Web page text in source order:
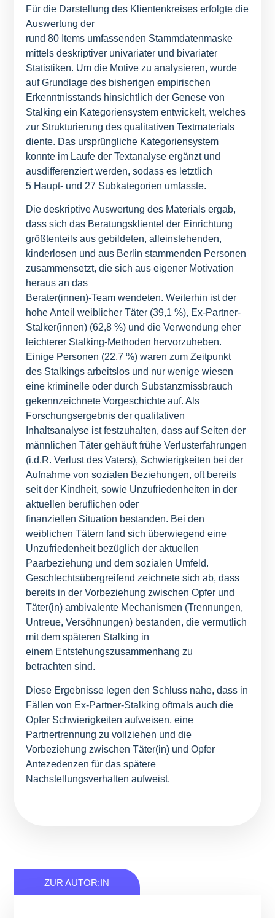
Für die Darstellung des Klientenkreises erfolgte die
Auswertung der
rund 80 Items umfassenden Stammdatenmaske
mittels deskriptiver univariater und bivariater
Statistiken. Um die Motive zu analysieren, wurde
auf Grundlage des bisherigen empirischen
Erkenntnisstands hinsichtlich der Genese von
Stalking ein Kategoriensystem entwickelt, welches
zur Strukturierung des qualitativen Textmaterials
diente. Das ursprüngliche Kategoriensystem
konnte im Laufe der Textanalyse ergänzt und
ausdifferenziert werden, sodass es letztlich
5 Haupt- und 27 Subkategorien umfasste.
Die deskriptive Auswertung des Materials ergab,
dass sich das Beratungsklientel der Einrichtung
größtenteils aus gebildeten, alleinstehenden,
kinderlosen und aus Berlin stammenden Personen
zusammensetzt, die sich aus eigener Motivation
heraus an das
Berater(innen)-Team wendeten. Weiterhin ist der
hohe Anteil weiblicher Täter (39,1 %), Ex-Partner-
Stalker(innen) (62,8 %) und die Verwendung eher
leichterer Stalking-Methoden hervorzuheben.
Einige Personen (22,7 %) waren zum Zeitpunkt
des Stalkings arbeitslos und nur wenige wiesen
eine kriminelle oder durch Substanzmissbrauch
gekennzeichnete Vorgeschichte auf. Als
Forschungsergebnis der qualitativen
Inhaltsanalyse ist festzuhalten, dass auf Seiten der
männlichen Täter gehäuft frühe Verlusterfahrungen
(i.d.R. Verlust des Vaters), Schwierigkeiten bei der
Aufnahme von sozialen Beziehungen, oft bereits
seit der Kindheit, sowie Unzufriedenheiten in der
aktuellen beruflichen oder
finanziellen Situation bestanden. Bei den
weiblichen Tätern fand sich überwiegend eine
Unzufriedenheit bezüglich der aktuellen
Paarbeziehung und dem sozialen Umfeld.
Geschlechtsübergreifend zeichnete sich ab, dass
bereits in der Vorbeziehung zwischen Opfer und
Täter(in) ambivalente Mechanismen (Trennungen,
Untreue, Versöhnungen) bestanden, die vermutlich
mit dem späteren Stalking in
einem Entstehungszusammenhang zu
betrachten sind.
Diese Ergebnisse legen den Schluss nahe, dass in
Fällen von Ex-Partner-Stalking oftmals auch die
Opfer Schwierigkeiten aufweisen, eine
Partnertrennung zu vollziehen und die
Vorbeziehung zwischen Täter(in) und Opfer
Antezedenzen für das spätere
Nachstellungsverhalten aufweist.
ZUR AUTOR:IN